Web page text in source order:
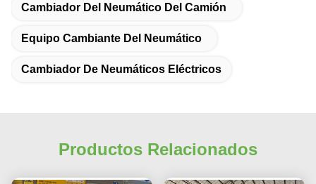
Cambiador Del Neumático Del Camión
Equipo Cambiante Del Neumático
Cambiador De Neumáticos Eléctricos
Productos Relacionados